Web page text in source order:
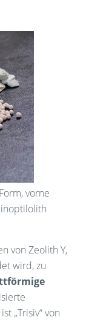
vorne
von Zeolith Y,
wird, zu
„Trisiv“ von